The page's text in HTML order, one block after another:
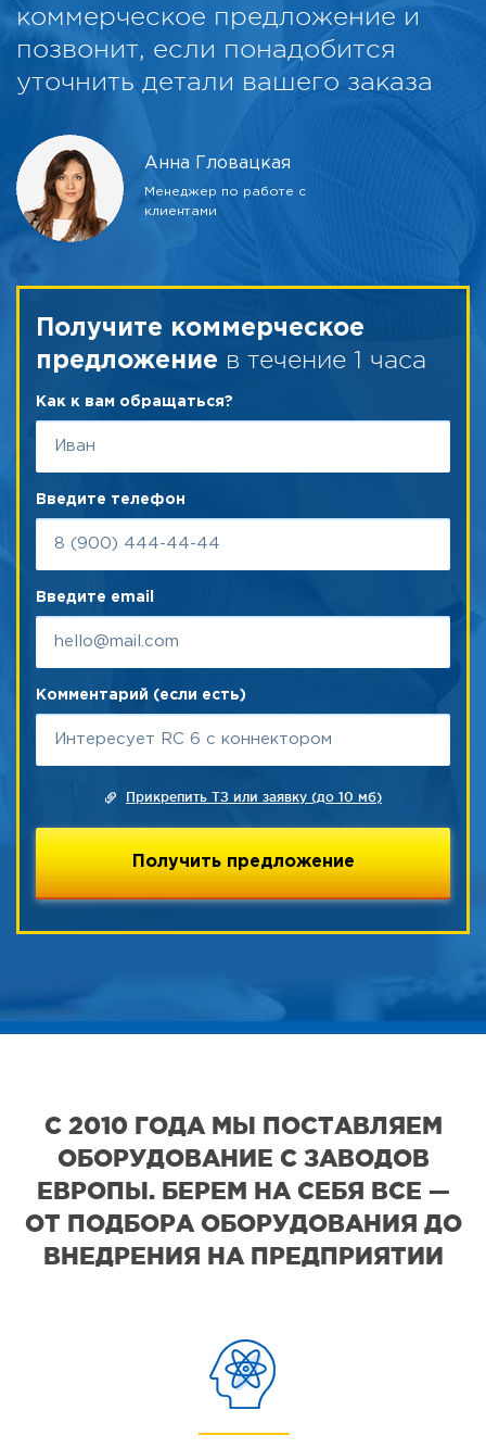
коммерческое предложение и
позвонит, если понадобится
уточнить детали вашего заказа
Анна Гловацкая
Менеджер по работе с
клиентами
Получите коммерческое
предложение в течение 1 часа
Как к вам обращаться?
Введите телефон
Введите email
Комментарий (если есть)
Прикрепить ТЗ или заявку (до 10 мб)
С 2010 ГОДА МЫ ПОСТАВЛЯЕМ
ОБОРУДОВАНИЕ С ЗАВОДОВ
ЕВРОПЫ. БЕРЕМ НА СЕБЯ ВСЕ —
ОТ ПОДБОРА ОБОРУДОВАНИЯ ДО
ВНЕДРЕНИЯ НА ПРЕДПРИЯТИИ